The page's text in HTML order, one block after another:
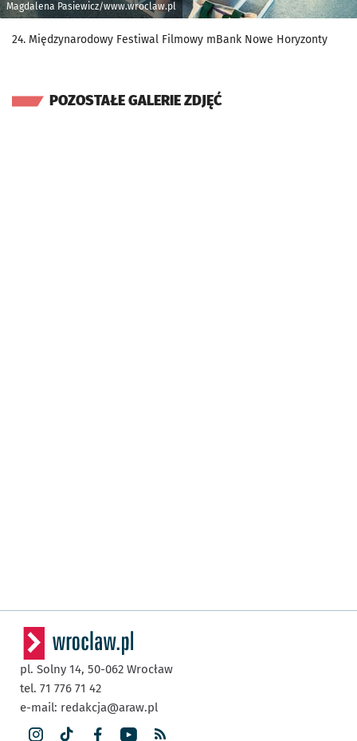
Magdalena Pasiewicz/www.wroclaw.pl
24. Międzynarodowy Festiwal Filmowy mBank Nowe Horyzonty
POZOSTAŁE GALERIE ZDJĘĆ
pl. Solny 14, 50-062 Wrocław
tel. 71 776 71 42
e-mail: redakcja@araw.pl